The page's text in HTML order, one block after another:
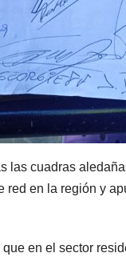
las cuadras
red en la región y
en el sector